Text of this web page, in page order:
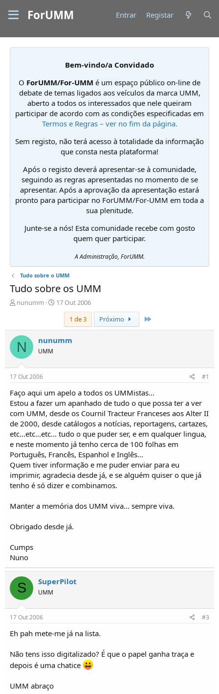
ForUMM Entrar Registar
Bem-vindo/a Convidado
O ForUMM/For-UMM é um espaço público on-line de
debate de temas ligados aos veículos da marca UMM,
aberto a todos os interessados que nele queiram
participar de acordo com as condições especificadas em
Termos e Regras – ver no fim da página.
Sem registo, não terá acesso à totalidade da informação
que consta nesta plataforma!
Após o registo deverá apresentar-se à comunidade,
seguindo as regras apresentadas no momento de se
apresentar. Após a aprovação da apresentação estará
pronto para participar no ForUMM/For-UMM em toda a
sua plenitude.
Junte-se a nós! Esta comunidade recebe com gosto
quem quer participar.
A Administração, ForUMM.
Tudo sobre o UMM
Tudo sobre os UMM
I
c
i
a
d
r
d
e
T
ó
p
i
c
o
s
nunumm
D
a
d
e
17 Out 2006
1 de 3
Próximo
N nunumm
UMM
17 Out 2006 #1
Faço aqui um apelo a todos os UMMistas...
Estou a fazer um apanhado de tudo o que possa ter a ver
com UMM, desde os Cournil Tracteur Franceses aos Alter II
de 2000, desde catálogos a notícias, reportagens, cartazes,
etc...etc...etc... tudo o que puder ser, e em qualquer lingua,
e neste momento já tenho cerca de 100 folhas em
Português, Francês, Espanhol e Inglês...
Quem tiver informação e me puder enviar para eu
imprimir, agradecia desde já, e se alguém quiser o que já
tenho é só dizer e combinamos.
Manter a memória dos UMM viva... sempre viva.
Obrigado desde já.
Cumps
Nuno
S SuperPilot
UMM
17 Out 2006 #3
Eh pah mete-me já na lista.
Não tens isso digitalizado? É que o papel ganha traça e
depois é uma chatice
UMM abraço